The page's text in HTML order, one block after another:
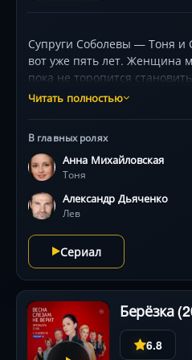
Супруги Соболевы — Тоня и
вот уже пять лет. Женщина
пока не торопится
идиллии приходит конец,
денег. Чтобы спасти мужа,
но муж пропадает,
деньги, а Тоня в одночасье
Читать полностью
В главных ролях
Анна Михайловская
Тоня
Александр Дьяченко
Лев
Сериал
Берёзка
6.8